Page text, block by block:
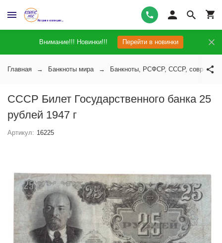
Внимание!!! Новинки!!! Перейти в новинки
Главная Банкноты мира Банкноты, РСФСР, СССР,
СССР Билет Государственного банка 25
рублей 1947 г
Артикул: 16225